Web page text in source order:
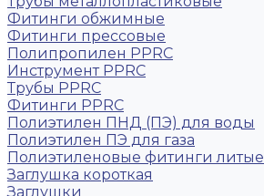
Фитинги обжимные
Фитинги прессовые
Полипропилен PPRC
Инструмент PPRC
Трубы PPRC
Фитинги PPRC
Полиэтилен ПНД (ПЭ) для воды
Полиэтилен ПЭ для газа
Полиэтиленовые фитинги литые
Заглушка короткая
Заглушки